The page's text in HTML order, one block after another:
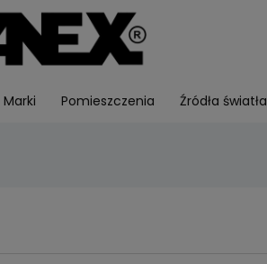
Marki Pomieszczenia Źródła światła